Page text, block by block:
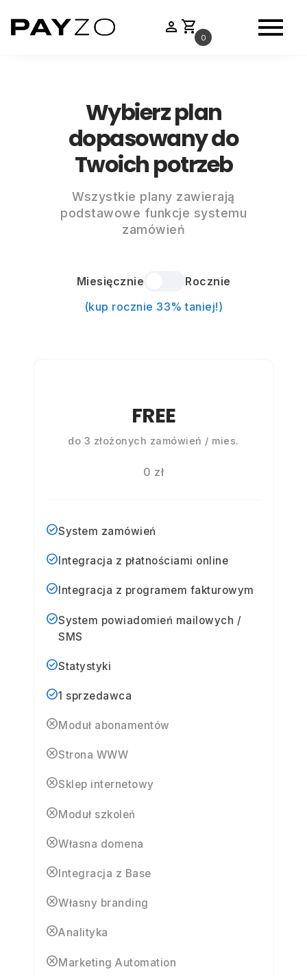
person shopping_cart 0 menu
Wybierz plan
dopasowany do
Twoich potrzeb
Wszystkie plany zawierają
podstawowe funkcje systemu
zamówień
Miesięcznie
Rocznie
(kup rocznie 33% taniej!)
FREE
do 3 złożonych zamówień / mies.
0 zł
check_circleSystem zamówień
check_circleIntegracja z płatnościami online
check_circle Integracja z programem fakturowym
check_circleSystem powiadomień mailowych /
SMS
check_circleStatystyki
check_circle1 sprzedawca
cancelModuł abonamentów
cancelStrona WWW
cancelSklep internetowy
cancelModuł szkoleń
cancelWłasna domena
cancelIntegracja z Base
cancelWłasny branding
cancelAnalityka
cancelMarketing Automation